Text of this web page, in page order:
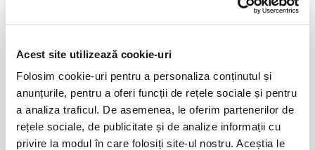
Acest site utilizează cookie-uri
Folosim cookie-uri pentru a personaliza conținutul și
anunțurile, pentru a oferi funcții de rețele sociale și pentru
a analiza traficul. De asemenea, le oferim partenerilor de
rețele sociale, de publicitate și de analize informații cu
privire la modul în care folosiți site-ul nostru. Aceștia le
0 evenimente in viitorul apropiat
anunta-ma pe email cand apare urmatorul eveniment la
Resita